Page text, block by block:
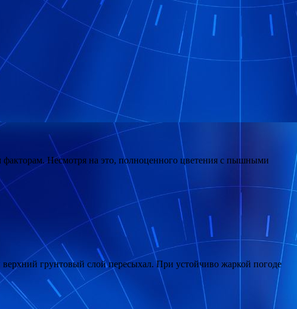
факторам. Несмотря на это, полноценного цветения с пышными
грунтовый слой пересыхал. При устойчиво жаркой погоде